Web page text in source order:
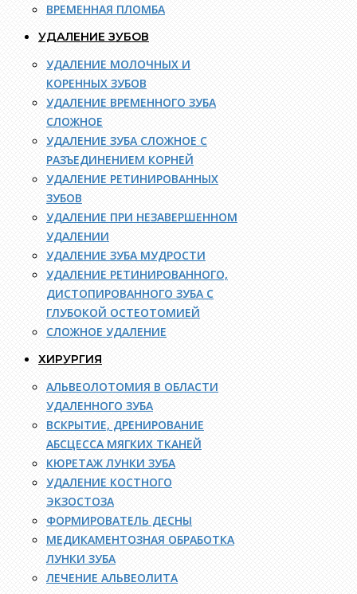
ВРЕМЕННАЯ ПЛОМБА
УДАЛЕНИЕ ЗУБОВ
УДАЛЕНИЕ МОЛОЧНЫХ И
КОРЕННЫХ ЗУБОВ
УДАЛЕНИЕ ВРЕМЕННОГО ЗУБА
СЛОЖНОЕ
УДАЛЕНИЕ ЗУБА СЛОЖНОЕ С
РАЗЪЕДИНЕНИЕМ КОРНЕЙ
УДАЛЕНИЕ РЕТИНИРОВАННЫХ
ЗУБОВ
УДАЛЕНИЕ ПРИ НЕЗАВЕРШЕННОМ
УДАЛЕНИИ
УДАЛЕНИЕ ЗУБА МУДРОСТИ
УДАЛЕНИЕ РЕТИНИРОВАННОГО,
ДИСТОПИРОВАННОГО ЗУБА С
ГЛУБОКОЙ ОСТЕОТОМИЕЙ
СЛОЖНОЕ УДАЛЕНИЕ
ХИРУРГИЯ
АЛЬВЕОЛОТОМИЯ В ОБЛАСТИ
УДАЛЕННОГО ЗУБА
ВСКРЫТИЕ, ДРЕНИРОВАНИЕ
АБСЦЕССА МЯГКИХ ТКАНЕЙ
КЮРЕТАЖ ЛУНКИ ЗУБА
УДАЛЕНИЕ КОСТНОГО
ЭКЗОСТОЗА
ФОРМИРОВАТЕЛЬ ДЕСНЫ
МЕДИКАМЕНТОЗНАЯ ОБРАБОТКА
ЛУНКИ ЗУБА
ЛЕЧЕНИЕ АЛЬВЕОЛИТА